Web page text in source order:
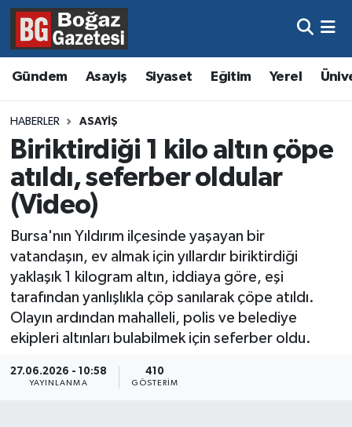
Gündem Asayiş Siyaset Eğitim Yerel
HABERLER ASAYIŞ
Biriktirdiği 1 kilo altın çöpe
atıldı, seferber oldular
(Video)
Bursa'nın Yıldırım ilçesinde yaşayan bir
vatandaşın, ev almak için yıllardır biriktirdiği
yaklaşık 1 kilogram altın, iddiaya göre, eşi
tarafından yanlışlıkla çöp sanılarak çöpe atıldı.
Olayın ardından mahalleli, polis ve belediye
ekipleri altınları bulabilmek için seferber oldu.
27.06.2026 - 10:58
YAYINLANMA
410
GÖSTERIM
Asayiş
Eğitim
Ekonomi
Gündem
Kültür ve Sanat
Magazin
Resmi İlanlar
Sağlık
Hava Durumu
Trafik Durumu
Süper Lig Puan Durumu ve Fikstür
Tüm Manşetler
Son Dakika Haberleri
Haber Arşivi